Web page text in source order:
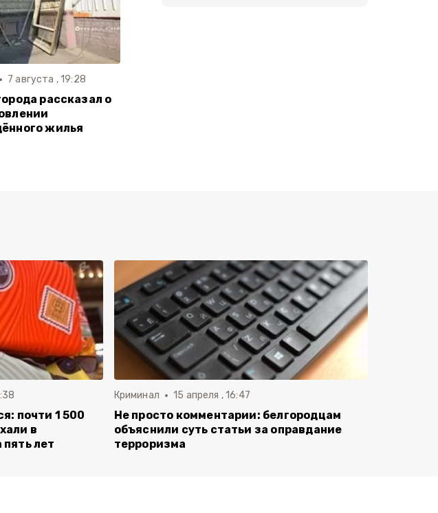
7 августа , 19:28
рассказал о
жилья
почти 1 500
в
лет
Криминал 15 апреля , 16:47
Не просто комментарии: белгородцам
объяснили суть статьи за оправдание
терроризма